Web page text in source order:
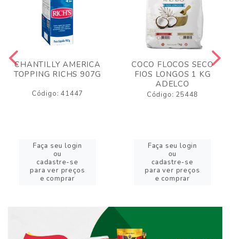
CHANTILLY AMERICA
TOPPING RICHS 907G
Código: 41447
Faça seu login
ou
cadastre-se
para ver preços
e comprar
COCO FLOCOS SECO
FIOS LONGOS 1 KG
ADELCO
Código: 25448
Faça seu login
ou
cadastre-se
para ver preços
e comprar